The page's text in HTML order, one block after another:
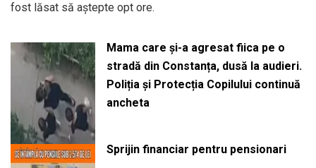
fost lăsat să aștepte opt ore.
Mama care și-a agresat fiica pe o
stradă din Constanța, dusă la audieri.
Poliția și Protecția Copilului continuă
ancheta
Sprijin financiar pentru pensionari